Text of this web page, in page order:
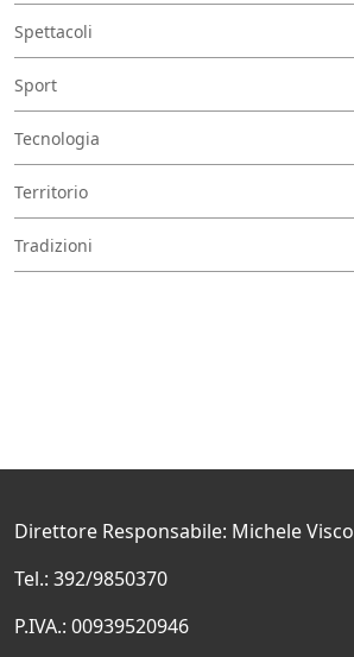
Spettacoli
Sport
Tecnologia
Territorio
Tradizioni
Direttore Responsabile: Michele Visco
Tel.: 392/9850370
P.IVA.: 00939520946